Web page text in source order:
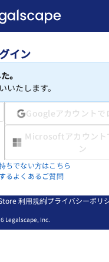
イン
。
いたします。
Googleアカウントで
Microsoftアカウント
ン
ちでない方はこちら
るよくあるご質問
利用規約プライバシーポリ
Legalscape, Inc.